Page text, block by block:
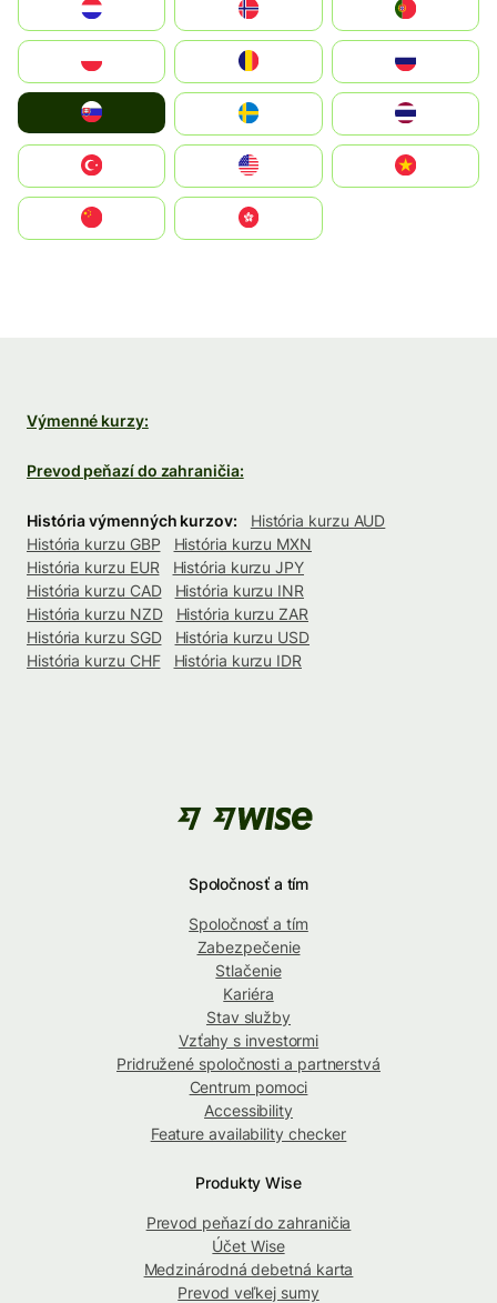
United States
中國香港特別行政區
Výmenné kurzy:
Prevod peňazí do zahraničia:
História výmenných kurzov:
História kurzu AUD
História kurzu GBP
História kurzu MXN
História kurzu EUR
História kurzu JPY
História kurzu CAD
História kurzu INR
História kurzu NZD
História kurzu ZAR
História kurzu SGD
História kurzu USD
História kurzu CHF
História kurzu IDR
Spoločnosť a tím
Spoločnosť a tím
Zabezpečenie
Stlačenie
Kariéra
Stav služby
Vzťahy s investormi
Pridružené spoločnosti a partnerstvá
Centrum pomoci
Accessibility
Feature availability checker
Produkty Wise
Prevod peňazí do zahraničia
Účet Wise
Medzinárodná debetná karta
Prevod veľkej sumy